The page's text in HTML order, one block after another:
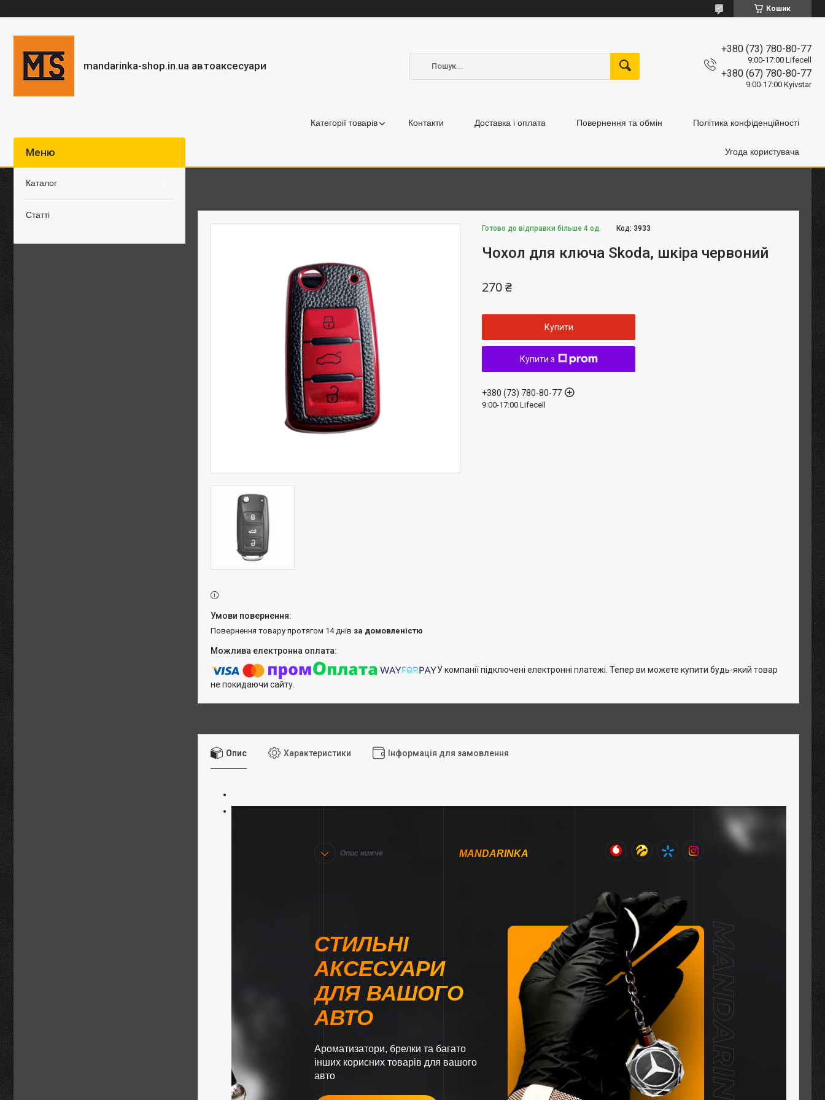
Кошик
mandarinka-shop.in.ua автоаксесуари
+380 (73) 780-80-77
9:00-17:00 Lifecell
+380 (67) 780-80-77
9:00-17:00 Kyivstar
Категорії товарів Контакти Доставка і оплата Повернення та обмін Політика конфіденційності
Угода користувача
Готово до відправки більше 4 од. Код:3933
Чохол для ключа Skoda, шкіра червоний
270 ₴
Купити
Купити з
+380 (73) 780-80-77
9:00-17:00 Lifecell
повернення товару протягом 14 днів за домовленістю
У компанії підключені електронні платежі. Тепер ви можете купити будь-який товар
не покидаючи сайту.
Опис Характеристики Інформація для замовлення
Опис нижче MANDARINKA
СТИЛЬНІ
АКСЕСУАРИ
ДЛЯ ВАШОГО
АВТО
Ароматизатори, брелки та багато
інших корисних товарів для вашого
авто
Каталог
Статті